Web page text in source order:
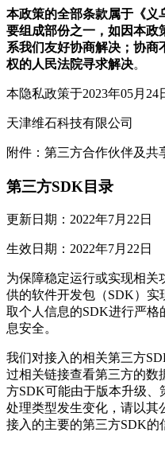
本政策的全部条款属于《义
要组成部份之一，如因本政
系我们友好协商解决；协商
权的人民法院寻求解决。
本隐私政策于2023年05月24
天津维石科技有限公司
附件：第三方合作伙伴及共
第三方SDK目录
更新日期：2022年7月22日
生效日期：2022年7月22日
为保障稳定运行或实现相关
供的软件开发包（SDK）
取个人信息的SDK进行严
息安全。
我们对接入的相关第三方
过相关链接查看第三方的数
方SDK可能由于版本升级、
处理类型发生变化，请以其
接入的主要的第三方SDK的